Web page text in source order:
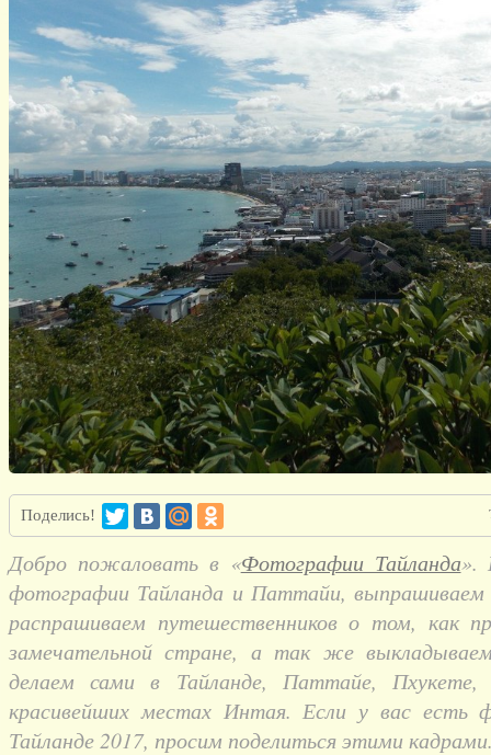
Поделись!
Добро пожаловать в «Фотографии Тайланда».
фотографии Тайланда и Паттайи, выпрашиваем
распрашиваем путешественников о том, как
замечательной стране, а так же
делаем сами в Тайланде, Паттайе,
красивейших местах Интая. Если у вас есть
Тайланде 2017, просим поделиться этими